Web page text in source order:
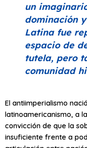
un
dominación
Latina fue
espacio de
tutela, pero
comunidad
El antiimperialismo
latinoamericanismo, a
convicción de que la
insuficiente frente a